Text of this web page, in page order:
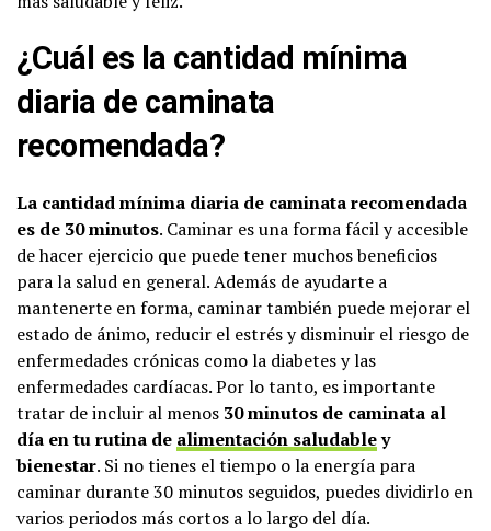
¿Cuál es la cantidad mínima
diaria de caminata
recomendada?
La cantidad mínima diaria de caminata recomendada
es de 30 minutos. Caminar es una forma fácil y accesible
de hacer ejercicio que puede tener muchos beneficios
para la salud en general. Además de ayudarte a
mantenerte en forma, caminar también puede mejorar el
estado de ánimo, reducir el estrés y disminuir el riesgo de
enfermedades crónicas como la diabetes y las
enfermedades cardíacas. Por lo tanto, es importante
tratar de incluir al menos 30 minutos de caminata al
día en tu rutina de alimentación saludabley
bienestar. Si no tienes el tiempo o la energía para
caminar durante 30 minutos seguidos, puedes dividirlo en
varios periodos más cortos a lo largo del día.